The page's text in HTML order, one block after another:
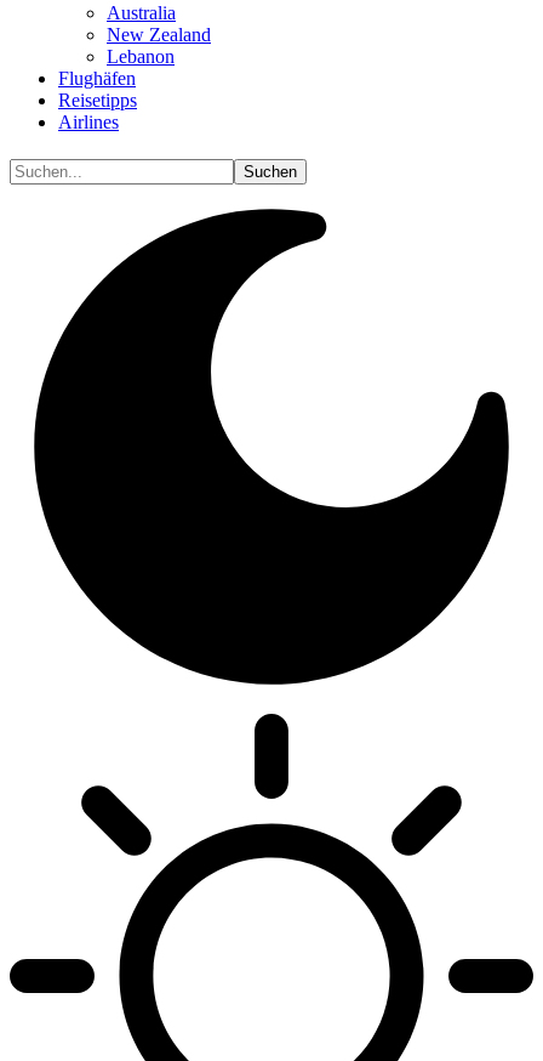
Australia
New Zealand
Lebanon
Flughäfen
Reisetipps
Airlines